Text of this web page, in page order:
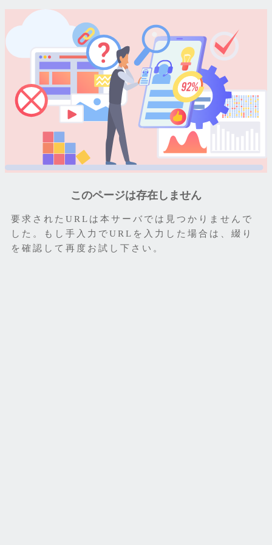
このページは存在しません
要求されたURLは本サーバでは見つかりませんで
した。もし手入力でURLを入力した場合は、綴り
を確認して再度お試し下さい。